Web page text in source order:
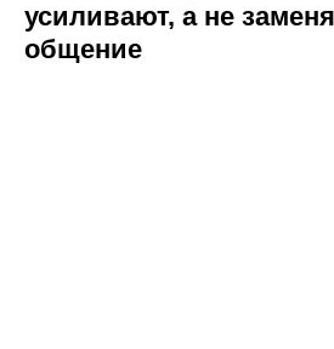
усиливают, а не
общение
Платформы
FAQ по сервису